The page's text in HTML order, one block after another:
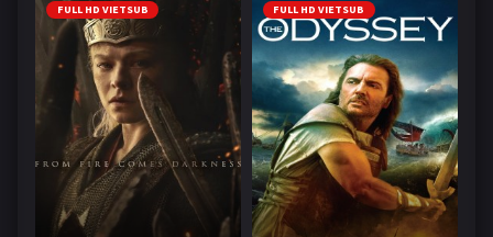
FULL HD VIETSUB FULL HD VIETSUB